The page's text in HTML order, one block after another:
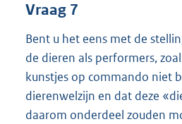
Vraag 7
Bent u het eens met de
de dieren als performers,
kunstjes op commando niet
dierenwelzijn en dat deze
daarom onderdeel zouden